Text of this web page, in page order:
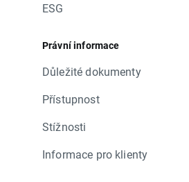
ESG
Právní informace
Důležité dokumenty
Přístupnost
Stížnosti
Informace pro klienty